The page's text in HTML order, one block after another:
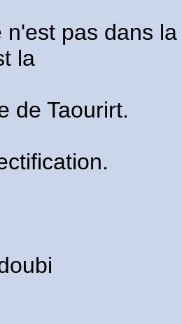
n'est pas dans
la
de Taourirt.